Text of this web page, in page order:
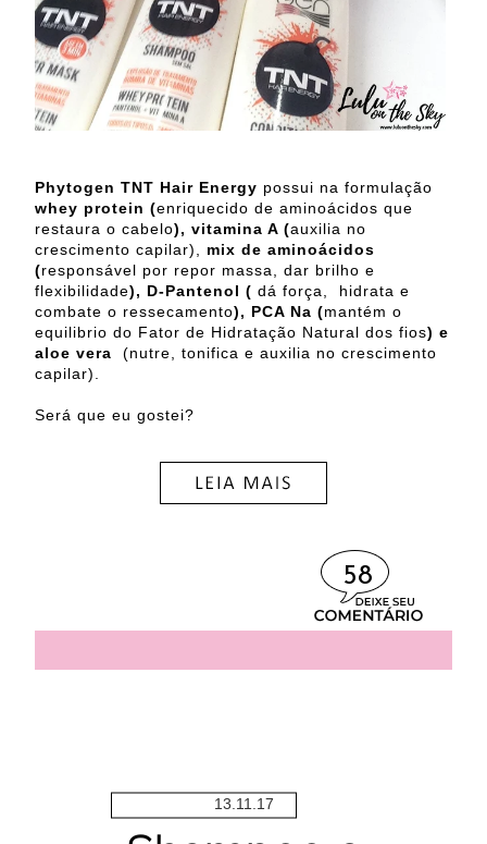
Phytogen TNT Hair Energy possui na formulação
whey protein (enriquecido de aminoácidos que
restaura o cabelo), vitamina A (auxilia no
crescimento capilar), mix de aminoácidos
(responsável por repor massa, dar brilho e
flexibilidade), D-Pantenol ( dá força, hidrata e
combate o ressecamento), PCA Na (mantém o
equilibrio do Fator de Hidratação Natural dos fios) e
aloe vera
(nutre, tonifica e auxilia no crescimento
capilar).
Será que eu gostei?
58
13.11.17